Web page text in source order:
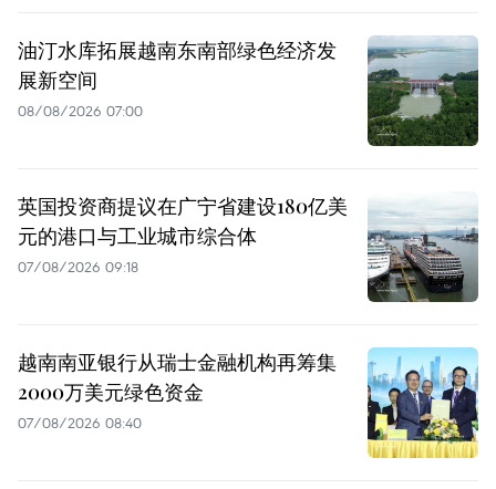
油汀水库拓展越南东南部绿色经济发
展新空间
08/08/2026 07:00
英国投资商提议在广宁省建设180亿美
元的港口与工业城市综合体
07/08/2026 09:18
越南南亚银行从瑞士金融机构再筹集
2000万美元绿色资金
07/08/2026 08:40